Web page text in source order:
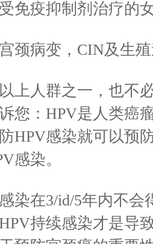
疫抑制剂治疗的
病变，CIN及生殖
人群之一，也不必
您：HPV是人类癌
HPV感染就可以预
感染。
在3/id/5年内不会
持续感染才是导